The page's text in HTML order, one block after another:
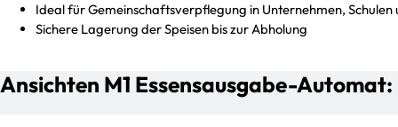
Ideal für Gemeinschaftsverpflegung in Unternehmen, Schulen
Sichere Lagerung der Speisen bis zur Abholung
Ansichten M1 Essensausgabe-Automat: